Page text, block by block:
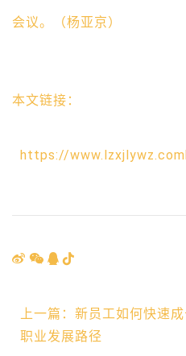
会议。（杨亚京）
本文链接：
https://
上一篇：新员工如何快速
职业发展路径